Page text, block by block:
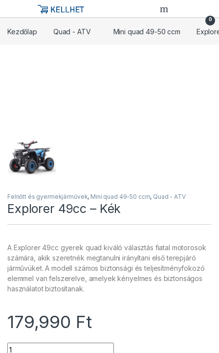
Skip to navigation
Skip to content
0
Kezdőlap Quad - ATV Mini quad 49-50 ccm
Felnőtt és gyermekjárművek, Mini quad 49-50 ccm, Quad - ATV
Explorer 49cc – Kék
A Explorer 49cc gyerek quad kiváló választás fiatal motorosok
számára, akik szeretnék megtanulni irányítani első terepjáró
járművüket. A modell számos biztonsági és teljesítményfokozó
elemmel van felszerelve, amelyek kényelmes és biztonságos
használatot biztosítanak.
179,990 Ft
Quantity